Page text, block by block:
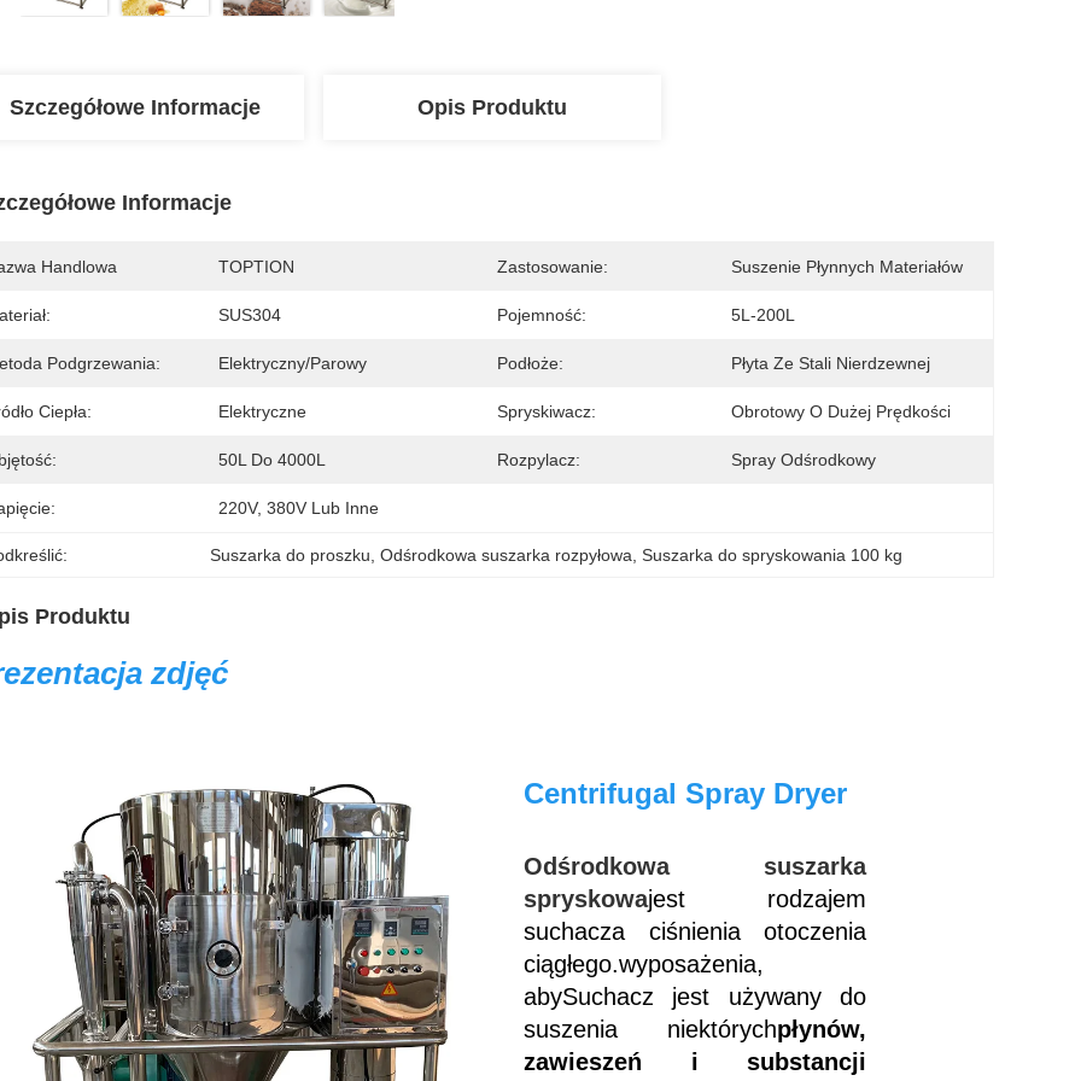
Szczegółowe Informacje Opis Produktu
Informacje
Handlowa TOPTION Zastosowanie: Suszenie Płynnych Materiałów
SUS304 Pojemność: 5L-200L
Podgrzewania: Elektryczny/parowy Podłoże: Płyta Ze Stali Nierdzewnej
Ciepła: Elektryczne Spryskiwacz: Obrotowy O Dużej Prędkości
50L Do 4000L Rozpylacz: Spray Odśrodkowy
220V, 380V Lub Inne
Suszarka do proszku , Odśrodkowa suszarka rozpyłowa , Suszarka do spryskowania 100 kg
Produktu
zdjęć
Centrifugal Spray Dryer
Odśrodkowa suszarka
spryskowajest rodzajem
suchacza ciśnienia otoczenia
ciągłego.wyposażenia,
abySuchacz jest używany do
suszenia niektórychpłynów,
zawieszeń i substancji